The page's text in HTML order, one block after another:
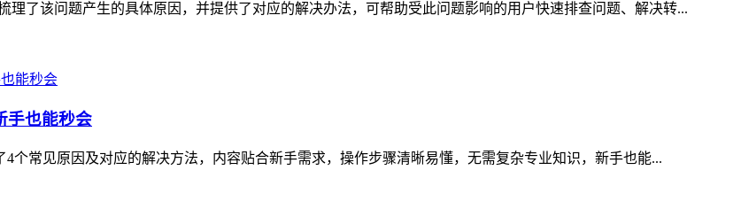
理了该问题产生的具体原因，并提供了对应的解决办法，可帮助受此问题影响的用户快速排查问题、解决转...
手也能秒会
个常见原因及对应的解决方法，内容贴合新手需求，操作步骤清晰易懂，无需复杂专业知识，新手也能...